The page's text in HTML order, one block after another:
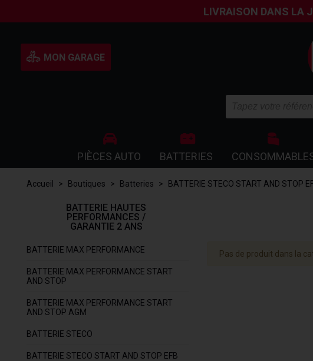
LIVRAISON DANS LA
MON GARAGE
PIÈCES AUTO BATTERIES
Accueil > Boutiques > Batteries > BATTERIE STECO START AND STOP
BATTERIE HAUTES
PERFORMANCES /
GARANTIE 2 ANS
BATTERIE MAX PERFORMANCE
BATTERIE MAX PERFORMANCE START
AND STOP
BATTERIE MAX PERFORMANCE START
AND STOP AGM
BATTERIE STECO
BATTERIE STECO START AND STOP EFB
Pas de produit dans la